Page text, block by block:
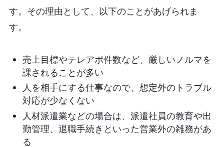
す。その理由として、以下のことがあげられま
す。
売上目標やテレアポ件数など、厳しいノルマを
課されることが多い
人を相手にする仕事なので、想定外のトラブル
対応が少なくない
人材派遣業などの場合は、派遣社員の教育や出
勤管理、退職手続きといった営業外の雑務があ
る